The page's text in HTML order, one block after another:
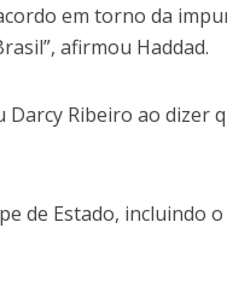
em torno da
afirmou Haddad.
Ribeiro ao dizer
de Estado, incluindo o